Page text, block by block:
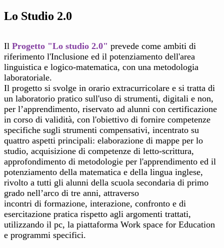
Lo Studio 2.0
Il Progetto "Lo studio 2.0" prevede come ambiti di
riferimento l'Inclusione ed il potenziamento dell'area
linguistica e logico-matematica, con una metodologia
laboratoriale.
Il progetto si svolge in orario extracurricolare e si tratta di
un laboratorio pratico sull'uso di strumenti, digitali e non,
per l’apprendimento, riservato ad alunni con certificazione
in corso di validità, con l'obiettivo di fornire competenze
specifiche sugli strumenti compensativi, incentrato su
quattro aspetti principali: elaborazione di mappe per lo
studio, acquisizione di competenze di letto-scrittura,
approfondimento di metodologie per l'apprendimento ed il
potenziamento della matematica e della lingua inglese,
rivolto a tutti gli alunni della scuola secondaria di primo
grado nell’arco di tre anni, attraverso
incontri di formazione, interazione, confronto e di
esercitazione pratica rispetto agli argomenti trattati,
utilizzando il pc, la piattaforma Work space for Education
e programmi specifici.